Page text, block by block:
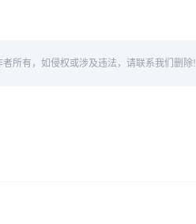
所有，如侵权或涉及违法，请联系我们删除!